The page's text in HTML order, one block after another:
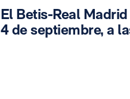
El Betis-Real
4 de septiembre, a